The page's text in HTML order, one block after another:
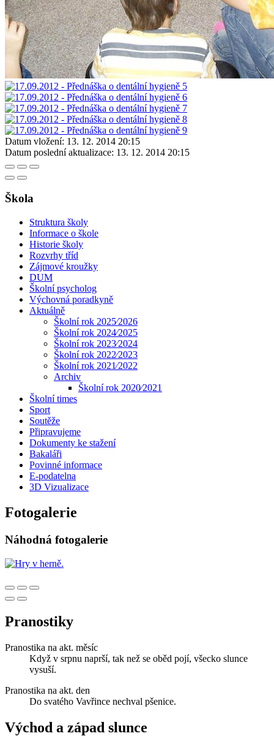
Datum vložení: 13. 12. 2014 20:15
Datum poslední aktualizace: 13. 12. 2014 20:15
Škola
Struktura školy
Informace o škole
Historie školy
Rozvrhy tříd
Zájmové kroužky
DUM
Školní psycholog
Výchovná poradkyně
Aktuálně
Školní rok 2025⁄2026
Školní rok 2024⁄2025
Školní rok 2023⁄2024
Školní rok 2022⁄2023
Školní rok 2021⁄2022
Archiv
Školní rok 2020⁄2021
Školní times
Sport
Soutěže
Připravujeme
Dokumenty ke stažení
Bakaláři
Povinné informace
E-podatelna
3D Vizualizace
Fotogalerie
Náhodná fotogalerie
Pranostiky
Pranostika na akt. měsíc
Když v srpnu naprší, tak než se oběd pojí, všecko slunce
vysuší.
Pranostika na akt. den
Do svatého Vavřince nechval pšenice.
Východ a západ slunce